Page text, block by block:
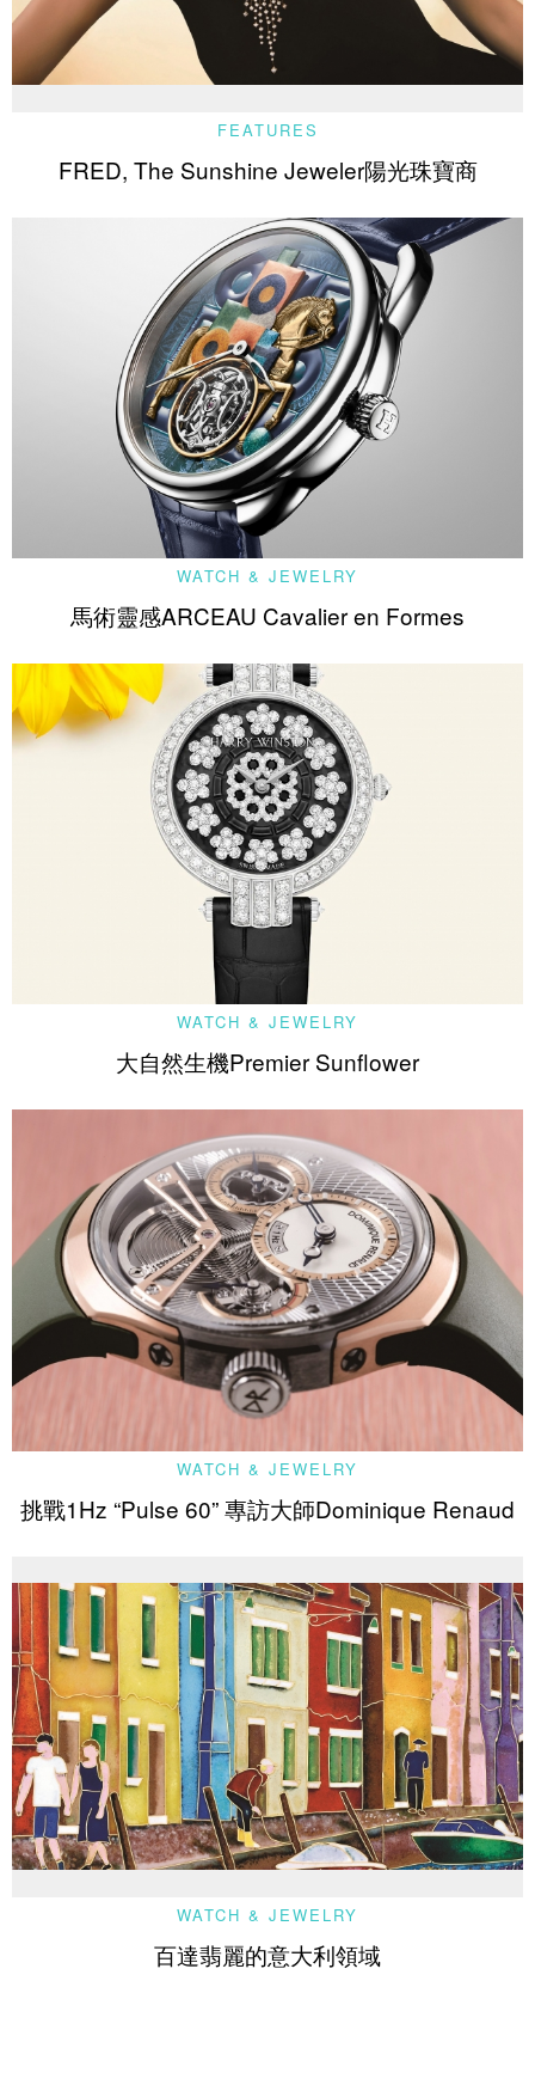
FEATURES
FRED, The Sunshine Jeweler陽光珠寶商
WATCH & JEWELRY
馬術靈感ARCEAU Cavalier en Formes
WATCH & JEWELRY
大自然生機Premier Sunflower
WATCH & JEWELRY
挑戰1Hz “Pulse 60” 專訪大師Dominique Renaud
WATCH & JEWELRY
百達翡麗的意大利領域